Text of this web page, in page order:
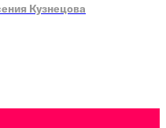
Кузнецова